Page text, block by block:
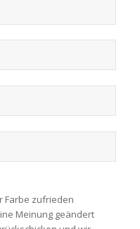
Farbe zufrieden
Meinung geändert